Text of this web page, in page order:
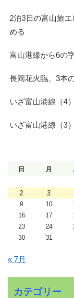
2泊3日の富山旅
める
富山港線から6の
長岡花火臨、3本
いざ富山港線（4
いざ富山港線（3
日 月
2
3
9
10
16
17
23
24
30
31
« 7月
カテゴリー